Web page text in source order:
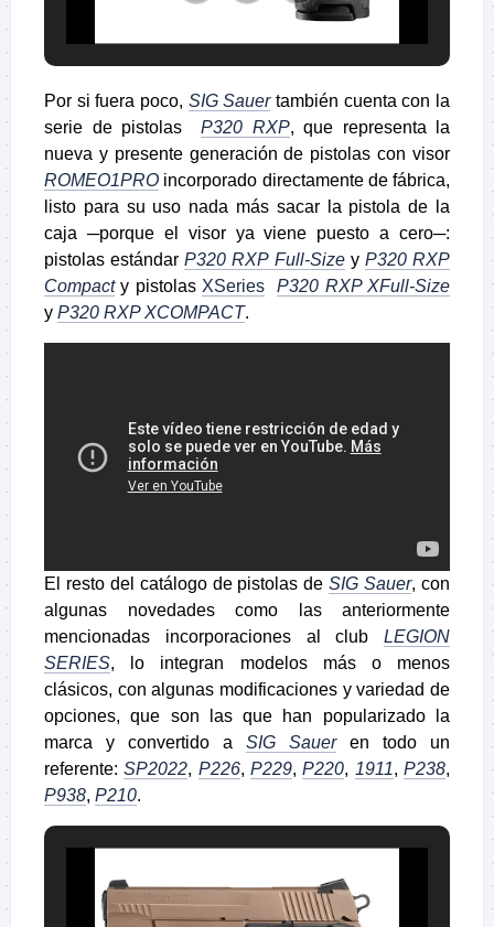
Por si fuera poco, SIG Sauertambién cuenta con la
serie de pistolas P320 RXP, que representa la
nueva y presente generación de pistolas con visor
ROMEO1PRO incorporado directamente de fábrica,
listo para su uso nada más sacar la pistola de la
caja ─porque el visor ya viene puesto a cero─:
pistolas estándarP320 RXP Full-Sizey P320 RXP
Compacty pistolas XSeries
P320 RXP XFull-Size
y P320 RXP XCOMPACT.
El resto del catálogo de pistolas deSIG Sauer, con
algunas novedades como las anteriormente
mencionadas incorporaciones al club LEGION
SERIES, lo integran modelos más o menos
clásicos, con algunas modificaciones y variedad de
opciones, que son las que han popularizado la
marca y convertido a SIG Saueren todo un
referente:SP2022, P226,P229,P220, 1911,P238,
P938, P210.